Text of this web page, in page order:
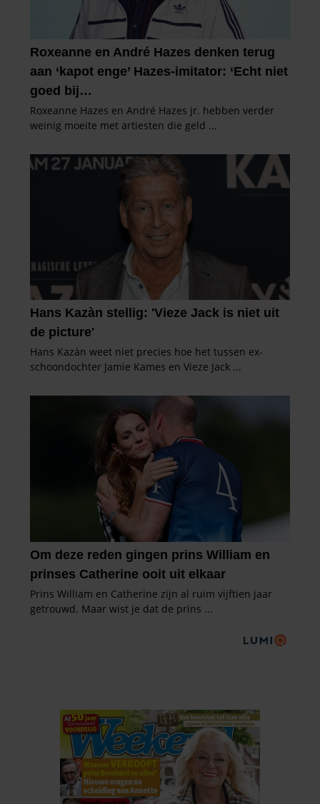
informatie over uw gebruik van onze site met onze
partners voor social media, adverteren en analyse. Deze
partners kunnen deze gegevens combineren met andere
informatie die u aan ze heeft verstrekt of die ze hebben
verzameld op basis van uw gebruik van hun services. U
gaat akkoord met onze cookies als u onze website blijft
gebruiken.